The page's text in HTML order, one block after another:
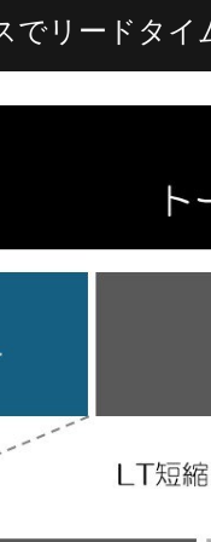
でリードタ